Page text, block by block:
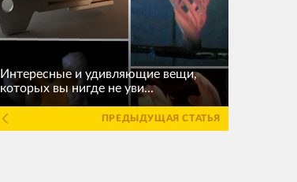
Интересные и удивляющие вещи,
которых вы нигде не уви...
ПРЕДЫДУЩАЯ СТАТЬЯ